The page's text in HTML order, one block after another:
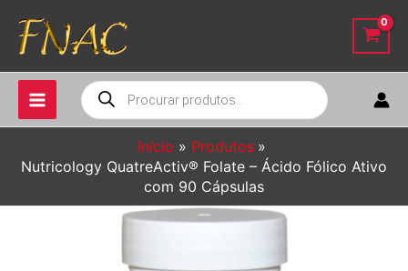
para
conteúdo
Pesquisar
produtos
Início
Produtos
Nutricology QuatreActiv® Folate – Ácido Fólico Ativo
com 90 Cápsulas